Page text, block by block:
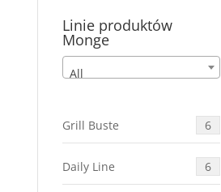
Linie produktów
Monge
All
Grill Buste 6
Daily Line 6